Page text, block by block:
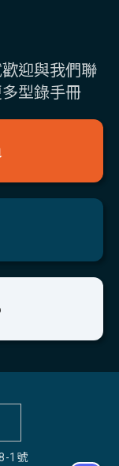
迎與我們聯
型錄手冊
1號